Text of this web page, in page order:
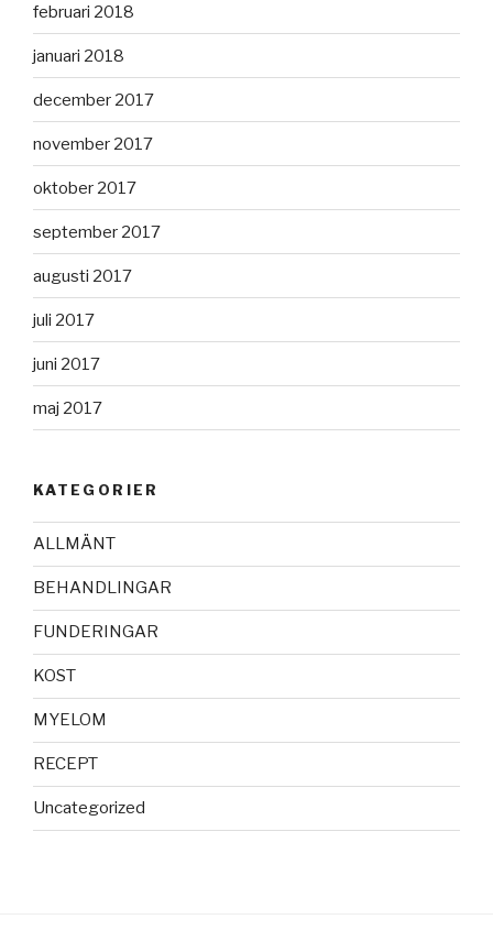
februari 2018
januari 2018
december 2017
november 2017
oktober 2017
september 2017
augusti 2017
juli 2017
juni 2017
maj 2017
KATEGORIER
ALLMÄNT
BEHANDLINGAR
FUNDERINGAR
KOST
MYELOM
RECEPT
Uncategorized